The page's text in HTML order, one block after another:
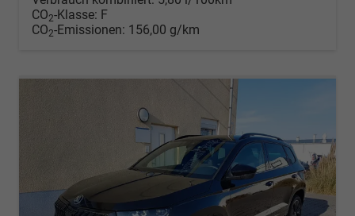
CO2-Klasse: F
CO2-Emissionen: 156,00 g/km